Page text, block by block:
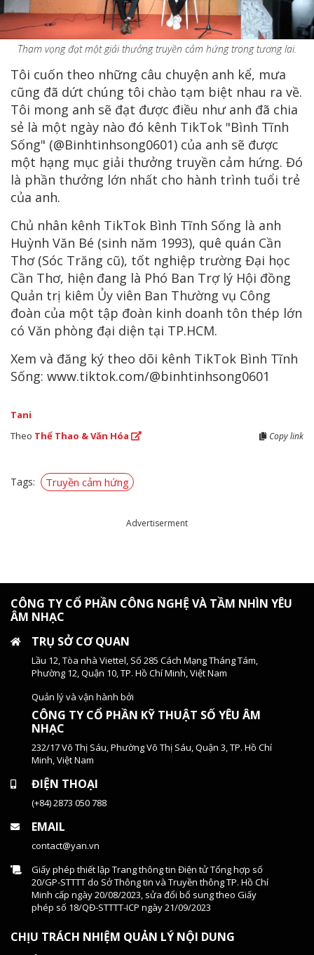
Tham vọng đạt một giải thưởng truyền cảm hứng trong tương lai.
Tôi cuốn theo những câu chuyện anh kể, mưa
cũng đã dứt chúng tôi chào tạm biệt nhau ra về.
Tôi mong anh sẽ đạt được điều như anh đã chia
sẻ là một ngày nào đó kênh TikTok "Bình Tĩnh
Sống" (@Binhtinhsong0601) của anh sẽ được
một hạng mục giải thưởng truyền cảm hứng. Đó
là phần thưởng lớn nhất cho hành trình tuổi trẻ
của anh.
Chủ nhân kênh TikTok Bình Tĩnh Sống là anh
Huỳnh Văn Bé (sinh năm 1993), quê quán Cần
Thơ (Sóc Trăng cũ), tốt nghiệp trường Đại học
Cần Thơ, hiện đang là Phó Ban Trợ lý Hội đồng
Quản trị kiêm Ủy viên Ban Thường vụ Công
đoàn của một tập đoàn kinh doanh tôn thép lớn
có Văn phòng đại diện tại TP.HCM.
Xem và đăng ký theo dõi kênh TikTok Bình Tĩnh
Sống: www.tiktok.com/@binhtinhsong0601
Tani
Theo Thể Thao & Văn Hóa Copy link
Tags: Truyền cảm hứng
Advertiserment
CÔNG TY CỔ PHẦN CÔNG NGHỆ VÀ TẦM NHÌN YÊU
ÂM NHẠC
TRỤ SỞ CƠ QUAN
Lầu 12, Tòa nhà Viettel, Số 285 Cách Mạng Tháng Tám,
Phường 12, Quận 10, TP. Hồ Chí Minh, Việt Nam
Quản lý và vận hành bởi
CÔNG TY CỔ PHẦN KỸ THUẬT SỐ YÊU ÂM
NHẠC
232/17 Võ Thị Sáu, Phường Võ Thị Sáu, Quận 3, TP. Hồ Chí
Minh, Việt Nam
ĐIỆN THOẠI
(+84) 2873 050 788
EMAIL
contact@yan.vn
Giấy phép thiết lập Trang thông tin Điện tử Tổng hợp số
20/GP-STTTT do Sở Thông tin và Truyền thông TP. Hồ Chí
Minh cấp ngày 20/08/2023, sửa đổi bổ sung theo Giấy
phép số 18/QĐ-STTTT-ICP ngày 21/09/2023
CHỊU TRÁCH NHIỆM QUẢN LÝ NỘI DUNG